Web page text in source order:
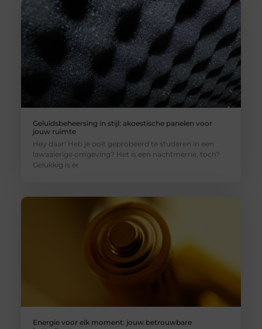
Geluidsbeheersing in stijl: akoestische panelen voor
jouw ruimte
Hey daar! Heb je ooit geprobeerd te studeren in een
lawaaierige omgeving? Het is een nachtmerrie, toch?
Gelukkig is er
Energie voor elk moment: jouw betrouwbare